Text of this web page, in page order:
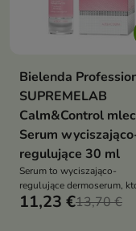
Bielenda
SUPREMELAB
Calm&Control
Serum
regulujące 30 ml
Serum to wyciszająco-
regulujące dermoserum,
łagodzi zaczerwienienia,
11,23 €13,70 €